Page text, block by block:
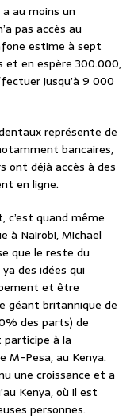
au moins un
pas accès au
estime à sept
et en espère 300.000,
jusqu’à 9 000
représente de
bancaires,
déjà accès à des
en ligne.
c’est quand même
à Nairobi, Michael
que le reste du
des idées qui
et être
géant britannique de
des parts) de
à la
M-Pesa, au Kenya.
une croissance et a
Kenya, où il est
personnes.